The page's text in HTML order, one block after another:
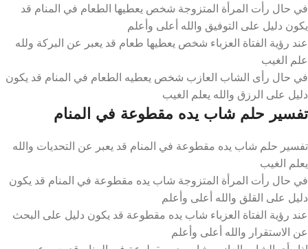
في حال رأت المرأة المتزوجة شخص يعطيها الطعام في المنام قد
يكون دليل على التوفيق والله أعلى وأعلم
عند رؤية الفتاة العزباء شخص يعطيها طعام قد يعبر عن البركة ولله
علم الغيب
في حال رأى الشاب العازب شخص يعطيه الطعام في المنام قد يكون
دليل على الرزق والله يعلم الغيب
تفسير حلم شاب يده مقطوعة في المنام
تفسير حلم شاب يده مقطوعة في المنام قد يعبر عن التحديات والله
يعلم الغيب
في حال رأت المرأة المتزوجة شاب يده مقطوعة في المنام قد يكون
دليل على القلق والله أعلى وأعلم
عند رؤية الفتاة العزباء شاب يده مقطوعة قد يكون دليل على البحث
عن الاستقرار والله أعلى وأعلم